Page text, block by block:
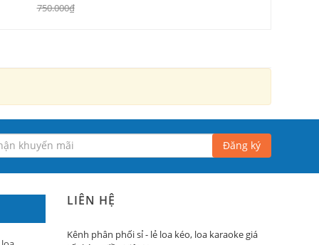
750.000₫
Đăng ký
LIÊN HỆ
Kênh phân phối sỉ - lẻ loa kéo, loa karaoke giá